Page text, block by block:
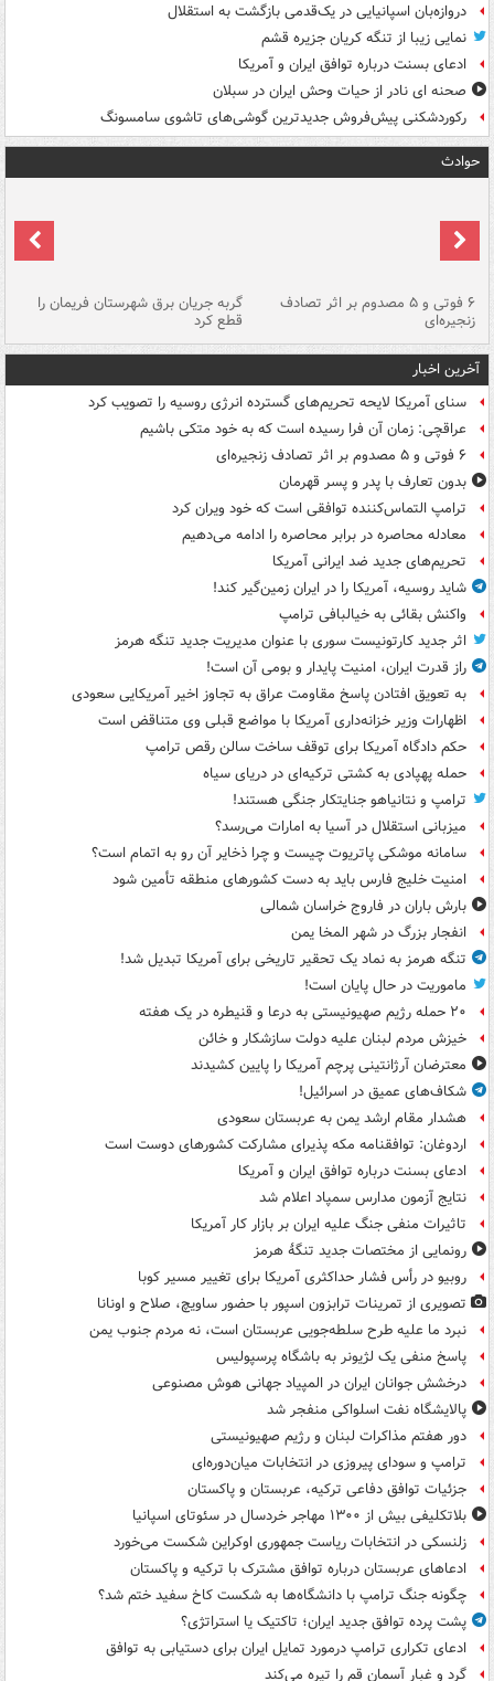
دروازه‌بان اسپانیایی در یک‌قدمی بازگشت به استقلال
نمایی زیبا از تنگه کریان جزیره قشم
ادعای بسنت درباره توافق ایران و آمریکا
صحنه ای نادر از حیات وحش ایران در سبلان
رکوردشکنی پیش‌فروش جدیدترین گوشی‌های تاشوی سامسونگ
حوادث
۶ فوتی و ۵ مصدوم بر اثر تصادف
زنجیره‌ای
گربه جریان برق شهرستان فریمان را
قطع کرد
آخرین اخبار
سنای آمریکا لایحه تحریم‌های گسترده انرژی روسیه را تصویب کرد
عراقچی: زمان آن فرا رسیده است که به خود متکی باشیم
۶ فوتی و ۵ مصدوم بر اثر تصادف زنجیره‌ای
بدون تعارف با پدر و پسر قهرمان
ترامپ التماس‌کننده توافقی است که خود ویران کرد
معادله محاصره در برابر محاصره را ادامه می‌دهیم
تحریم‌های جدید ضد ایرانی آمریکا
شاید روسیه، آمریکا را در ایران زمین‌گیر کند!
واکنش بقائی به خیالبافی ترامپ
اثر جدید کارتونیست سوری با عنوان مدیریت جدید تنگه هرمز
راز قدرت ایران، امنیت پایدار و بومی آن است!
به تعویق افتادن پاسخ مقاومت عراق به تجاوز اخیر آمریکایی سعودی
اظهارات وزیر خزانه‌داری آمریکا با مواضع قبلی وی متناقض است
حکم دادگاه آمریکا برای توقف ساخت سالن رقص ترامپ
حمله پهپادی به کشتی ترکیه‌ای در دریای سیاه
ترامپ و نتانیاهو جنایتکار جنگی هستند!
میزبانی استقلال در آسیا به امارات می‌رسد؟
سامانه موشکی پاتریوت چیست و چرا ذخایر آن رو به اتمام است؟
امنیت خلیج فارس باید به دست کشورهای منطقه تأمین شود
بارش باران در فاروج خراسان شمالی
انفجار بزرگ در شهر المخا یمن
تنگه هرمز به نماد یک تحقیر تاریخی برای آمریکا تبدیل شد!
ماموریت در حال پایان است!
۲۰ حمله رژیم صهیونیستی به درعا و قنیطره در یک هفته
خیزش مردم لبنان علیه دولت سازشکار و خائن
معترضان آرژانتینی پرچم آمریکا را پایین کشیدند
شکاف‌های عمیق در اسرائیل!
هشدار مقام ارشد یمن به عربستان سعودی
اردوغان: توافقنامه مکه پذیرای مشارکت کشورهای دوست است
ادعای بسنت درباره توافق ایران و آمریکا
نتایج آزمون مدارس سمپاد اعلام شد
تاثیرات منفی جنگ علیه ایران بر بازار کار آمریکا
رونمایی از مختصات جدید تنگۀ هرمز
روبیو در رأس فشار حداکثری آمریکا برای تغییر مسیر کوبا
تصویری از تمرینات ترابزون اسپور با حضور ساویچ، صلاح و اونانا
نبرد ما علیه طرح سلطه‌جویی عربستان است، نه مردم جنوب یمن
پاسخ منفی یک لژیونر به باشگاه پرسپولیس
درخشش جوانان ایران در المپیاد جهانی هوش مصنوعی
پالایشگاه نفت اسلواکی منفجر شد
دور هفتم مذاکرات لبنان و رژیم صهیونیستی
ترامپ و سودای پیروزی در انتخابات میان‌دوره‌ای
جزئیات توافق دفاعی ترکیه، عربستان و پاکستان
بلاتکلیفی بیش از ۱۳۰۰ مهاجر خردسال در سئوتای اسپانیا
زلنسکی در انتخابات ریاست جمهوری اوکراین شکست می‌خورد
ادعاهای عربستان درباره توافق مشترک با ترکیه و پاکستان
چگونه جنگ ترامپ با دانشگاه‌ها به شکست کاخ سفید ختم شد؟
پشت پرده توافق جدید ایران؛ تاکتیک یا استراتژی؟
ادعای تکراری ترامپ درمورد تمایل ایران برای دستیابی به توافق
گرد و غبار آسمان قم را تیره می‌کند